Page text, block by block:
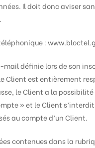
Il doit donc aviser
:
définie lors de son
Client est entièrement
le Client a la
» et le Client
au compte d’un Client.
contenues dans la